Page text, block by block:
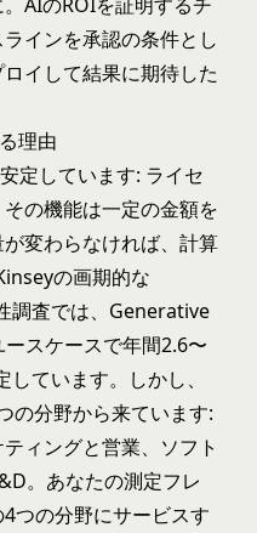
インを承認の条件とし
イして結果に期待した
理由
定しています: ライセ
の機能は一定の金額を
変わらなければ、計算
の画期的な
調査では、Generative
スケースで年間2.6〜
ています。しかし、
の分野から来ています:
ィングと営業、ソフト
。あなたの測定フレ
つの分野にサービスす